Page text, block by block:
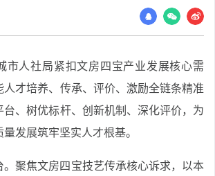
市人社局紧扣文房四宝产业发展核心需
人才培养、传承、评价、激励全链条精准
台、树优标杆、创新机制、深化评价，为
发展筑牢坚实人才根基。
。聚焦文房四宝技艺传承核心诉求，以本